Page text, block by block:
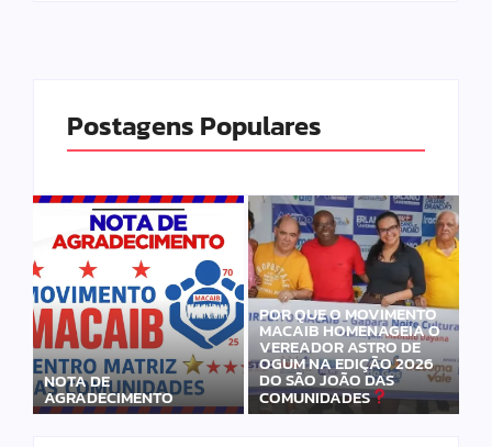
Postagens Populares
NOTA DE
AGRADECIMENTO
POR QUE O MOVIMENTO
MACAIB HOMENAGEIA O
VEREADOR ASTRO DE
OGUM NA EDIÇÃO 2026
DO SÃO JOÃO DAS
COMUNIDADES